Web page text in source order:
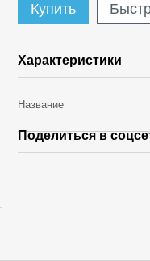
Купить
Характеристики
Название
Поделиться в